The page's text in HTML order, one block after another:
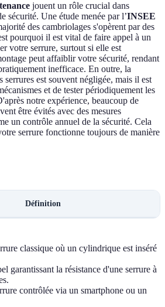
jouent un rôle crucial dans
sécurité. Une étude menée par l’INSEE
des cambriolages s'opèrent par des
pourquoi il est vital de faire appel à un
votre serrure, surtout si elle est
peut affaiblir votre sécurité, rendant
inefficace. En outre, la
serrures est souvent négligée, mais il est
et de tester périodiquement les
notre expérience, beaucoup de
être évités avec des mesures
un contrôle annuel de la sécurité. Cela
serrure fonctionne toujours de manière
Définition
classique où un cylindrique est inséré
garantissant la résistance d'une serrure à
contrôlée via un smartphone ou un